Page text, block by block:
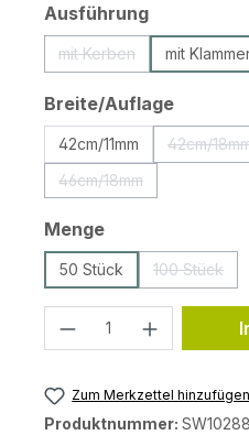
Ausführungauswählen
mit Kerben
(Diese Option ist
mit
Breite/Auflage
42cm/11mm 42cm/
46cm/18mm
(Diese Option ist
Mengeauswählen
50 Stück 100 Stück
Produkt
Zum Merkzettel hinzufügen
Produktnummer: